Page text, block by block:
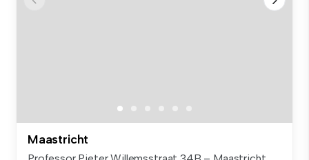
Maastricht